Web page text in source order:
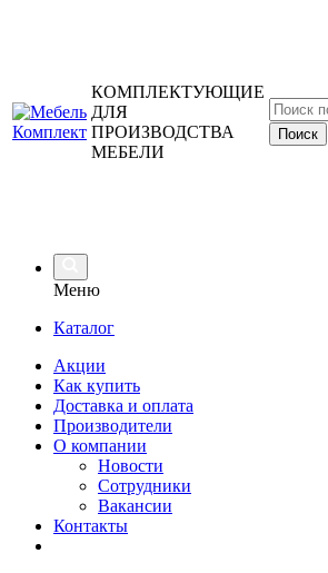
КОМПЛЕКТУЮЩИЕ
ДЛЯ
ПРОИЗВОДСТВА
МЕБЕЛИ
Меню
Каталог
Акции
Как купить
Доставка и оплата
Производители
О компании
Новости
Сотрудники
Вакансии
Контакты